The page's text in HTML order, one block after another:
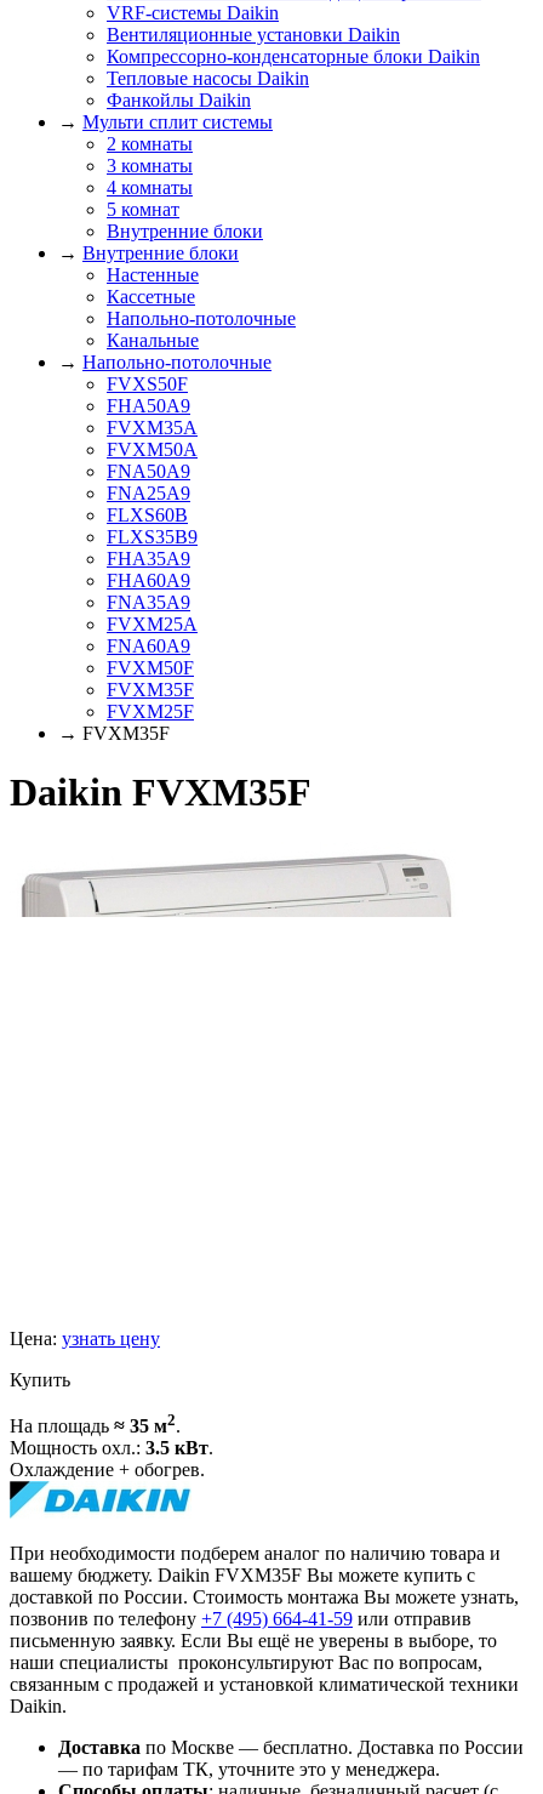
VRF-системы Daikin
Вентиляционные установки Daikin
Компрессорно-конденсаторные блоки Daikin
Тепловые насосы Daikin
Фанкойлы Daikin
→ Мульти сплит системы
2 комнаты
3 комнаты
4 комнаты
5 комнат
Внутренние блоки
→ Внутренние блоки
Настенные
Кассетные
Напольно-потолочные
Канальные
→ Напольно-потолочные
FVXS50F
FHA50A9
FVXM35A
FVXM50A
FNA50A9
FNA25A9
FLXS60B
FLXS35B9
FHA35A9
FHA60A9
FNA35A9
FVXM25A
FNA60A9
FVXM50F
FVXM35F
FVXM25F
→ FVXM35F
Daikin FVXM35F
Цена: узнать цену
Купить
На площадь ≈ 35 м2.
Мощность охл.: 3.5 кВт.
Охлаждение + обогрев.
При необходимости подберем аналог по наличию товара и
вашему бюджету. Daikin FVXM35F Вы можете купить с
доставкой по России. Стоимость монтажа Вы можете узнать,
позвонив по телефону +7 (495) 664-41-59 или отправив
письменную заявку. Если Вы ещё не уверены в выборе, то
наши специалисты проконсультируют Вас по вопросам,
связанным с продажей и установкой климатической техники
Daikin.
Доставка по Москве — бесплатно. Доставка по России
— по тарифам ТК, уточните это у менеджера.